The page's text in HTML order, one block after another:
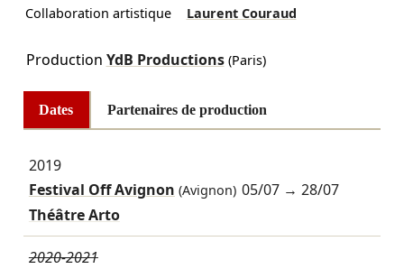
Collaboration artistique Laurent Couraud
Production YdB Productions(Paris)
Dates Partenaires de production
2019
Festival Off Avignon (Avignon) 05/07 →28/07
Théâtre Arto
2020-2021